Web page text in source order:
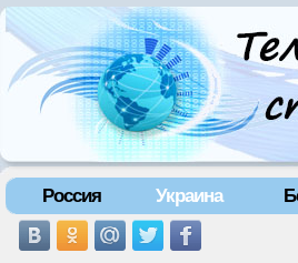
Россия Украина